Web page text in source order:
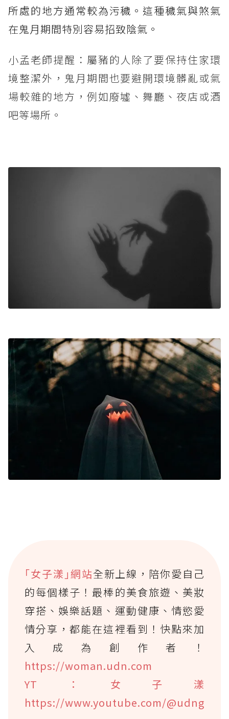
所處的地方通常較為污穢。這種穢氣與煞氣
在鬼月期間特別容易招致陰氣。
小孟老師提醒：屬豬的人除了要保持住家環
境整潔外，鬼月期間也要避開環境髒亂或氣
場較雜的地方，例如廢墟、舞廳、夜店或酒
吧等場所。
｢女子漾｣網站全新上線，陪你愛自己
的每個樣子！最棒的美食旅遊、美妝
穿搭、娛樂話題、運動健康、情慾愛
情分享，都能在這裡看到！快點來加
入成為創作者！
https://woman.udn.com
YT：女子漾
https://www.youtube.com/@udng